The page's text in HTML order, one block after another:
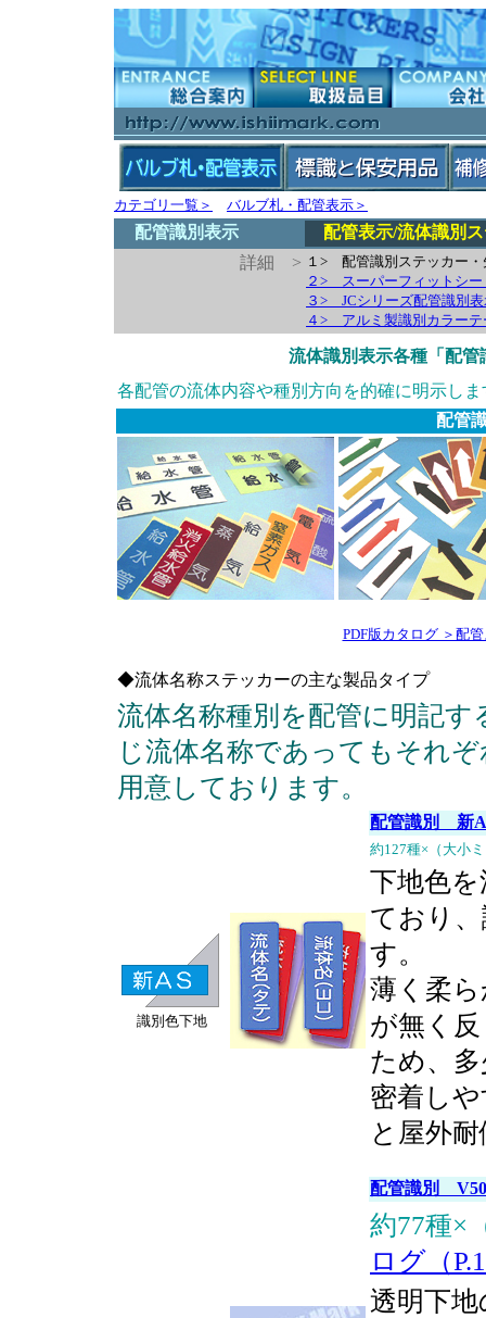
カテゴリ一覧＞ バルブ札・配管表示＞
配管識別表示
配管表示/流体識別
詳細 > １> 配管識別ステッカー・
２> スーパーフィットシー
３> JCシリーズ配管識別
４> アルミ製識別カラーテ
流体識別表示各種「配
各配管の流体内容や種別 方向を的確に明示しま
配管
PDF版カタログ ＞配
◆流体名称ステッカーの主な製品タイプ
流体名称種別を配管に明記
じ流体名称であってもそれ
用意しております。
識別色下地
配管識別 新
約127種×（大小
下地色
ており
す。
薄く柔
が無く
ため、
密着し
と屋外
配管識別
約77種×
ログ（
透明下